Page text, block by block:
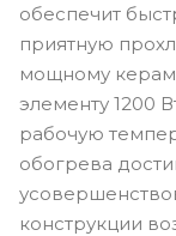
обеспечит
приятную
мощному
элементу 1200
рабочую
обогрева
конструкции